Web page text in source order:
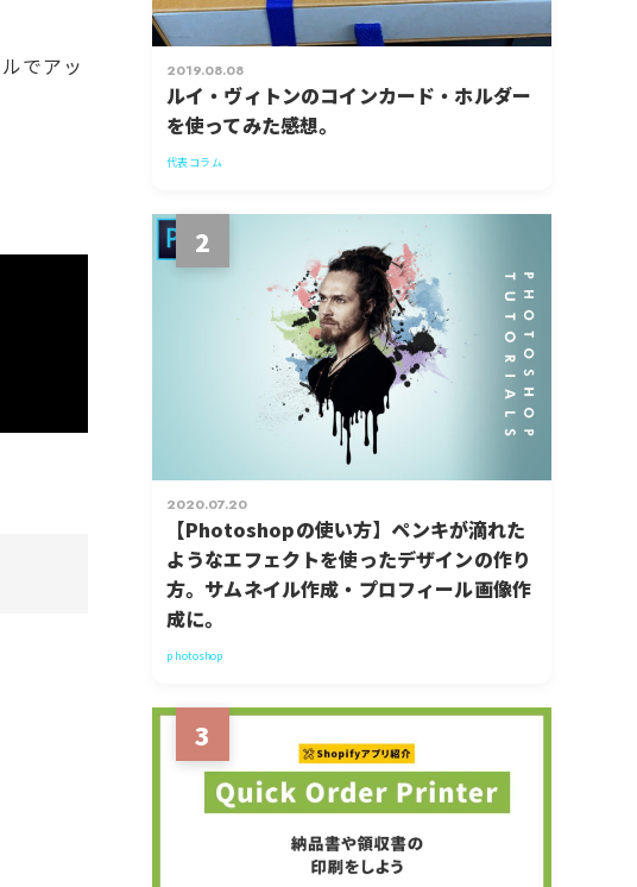
でアッ
2019.08.08
ルイ・ヴィトンのコインカード・ホルダー
を使ってみた感想。
代表コラム
2
2020.07.20
【Photoshopの使い方】ペンキが滴れた
ようなエフェクトを使ったデザインの作り
方。サムネイル作成・プロフィール画像作
成に。
photoshop
3